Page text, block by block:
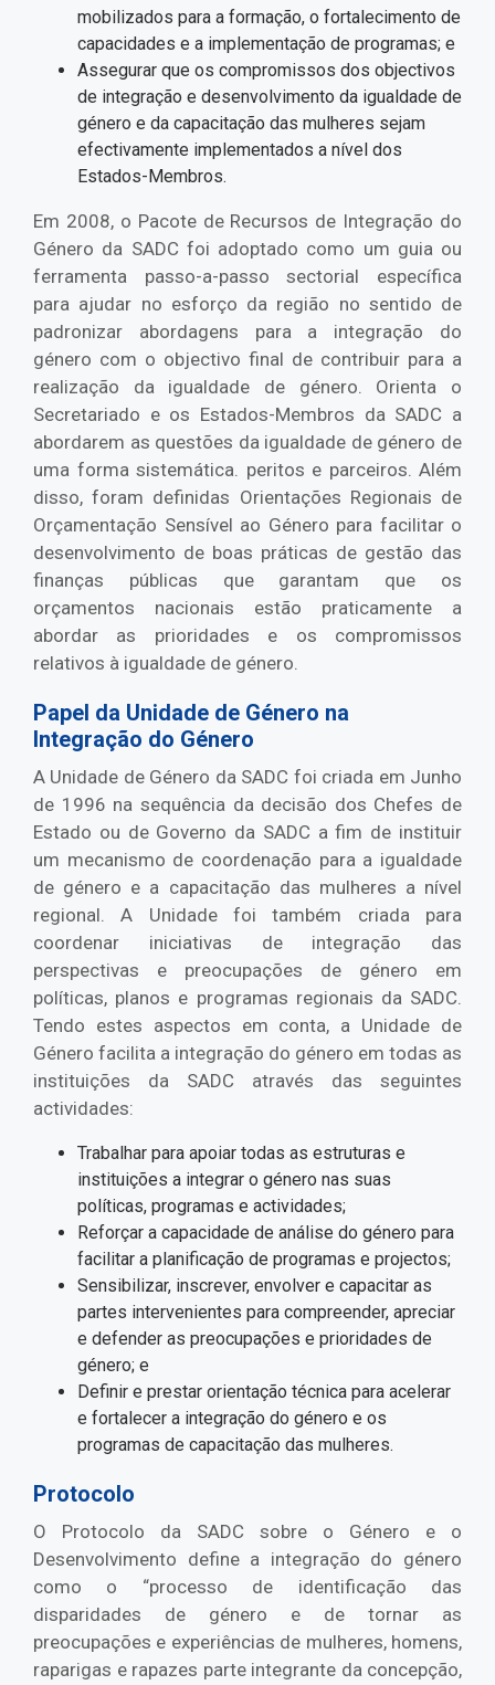
mobilizados para a formação, o fortalecimento de
capacidades e a implementação de programas; e
Assegurar que os compromissos dos objectivos
de integração e desenvolvimento da igualdade de
género e da capacitação das mulheres sejam
efectivamente implementados a nível dos
Estados-Membros.
Em 2008, o Pacote de Recursos de Integração do
Género da SADC foi adoptado como um guia ou
ferramenta passo-a-passo sectorial específica
para ajudar no esforço da região no sentido de
padronizar abordagens para a integração do
género com o objectivo final de contribuir para a
realização da igualdade de género. Orienta o
Secretariado e os Estados-Membros da SADC a
abordarem as questões da igualdade de género de
uma forma sistemática. peritos e parceiros. Além
disso, foram definidas Orientações Regionais de
Orçamentação Sensível ao Género para facilitar o
desenvolvimento de boas práticas de gestão das
finanças públicas que garantam que os
orçamentos nacionais estão praticamente a
abordar as prioridades e os compromissos
relativos à igualdade de género.
Papel da Unidade de Género na
Integração do Género
A Unidade de Género da SADC foi criada em Junho
de 1996 na sequência da decisão dos Chefes de
Estado ou de Governo da SADC a fim de instituir
um mecanismo de coordenação para a igualdade
de género e a capacitação das mulheres a nível
regional. A Unidade foi também criada para
coordenar iniciativas de integração das
perspectivas e preocupações de género em
políticas, planos e programas regionais da SADC.
Tendo estes aspectos em conta, a Unidade de
Género facilita a integração do género em todas as
instituições da SADC através das seguintes
actividades:
Trabalhar para apoiar todas as estruturas e
instituições a integrar o género nas suas
políticas, programas e actividades;
Reforçar a capacidade de análise do género para
facilitar a planificação de programas e projectos;
Sensibilizar, inscrever, envolver e capacitar as
partes intervenientes para compreender, apreciar
e defender as preocupações e prioridades de
género; e
Definir e prestar orientação técnica para acelerar
e fortalecer a integração do género e os
programas de capacitação das mulheres.
Protocolo
O Protocolo da SADC sobre o Género e o
Desenvolvimento define a integração do género
como o “processo de identificação das
disparidades de género e de tornar as
preocupações e experiências de mulheres, homens,
raparigas e rapazes parte integrante da concepção,